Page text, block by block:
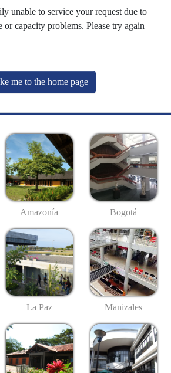
unable to service your request due to
or capacity problems. Please try again
me to the home page
Amazonía Bogotá
La Paz Manizales